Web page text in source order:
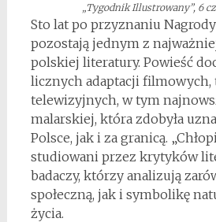
„Tygodnik Illustrowany”, 6
Sto lat po przyznaniu Nagrody
pozostają jednym z
polskiej literatury. Powieść
licznych adaptacji filmowych,
telewizyjnych, w tym
malarskiej, która zdobyła
Polsce, jak i za granicą.
studiowani przez krytyków
badaczy, którzy analizują
społeczną, jak i symbolikę
życia.